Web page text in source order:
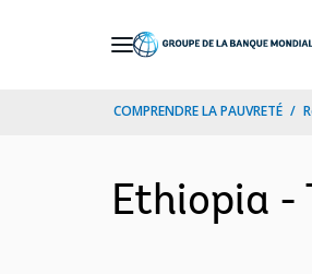
COMPRENDRE LA PAUVRETÉ
Ethiopia -